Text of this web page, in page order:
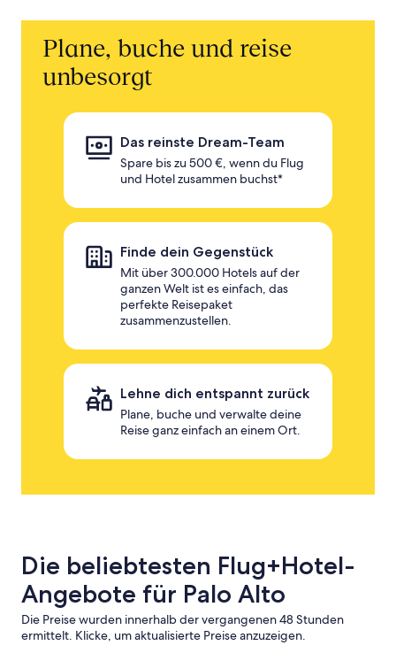
Plane, buche und reise
unbesorgt
Das reinste Dream-Team
Spare bis zu 500 €, wenn du Flug
und Hotel zusammen buchst*
Finde dein Gegenstück
Mit über 300.000 Hotels auf der
ganzen Welt ist es einfach, das
perfekte Reisepaket
zusammenzustellen.
Lehne dich entspannt zurück
Plane, buche und verwalte deine
Reise ganz einfach an einem Ort.
Die beliebtesten Flug+Hotel-
Angebote für Palo Alto
Die Preise wurden innerhalb der vergangenen 48 Stunden
ermittelt. Klicke, um aktualisierte Preise anzuzeigen.